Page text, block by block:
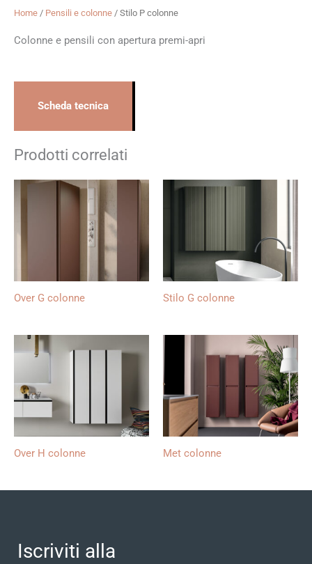
Home / Pensili e colonne / Stilo P colonne
Colonne e pensili con apertura premi-apri
Scheda tecnica
Prodotti correlati
Over G colonne Stilo G colonne
Over H colonne Met colonne
Iscriviti alla